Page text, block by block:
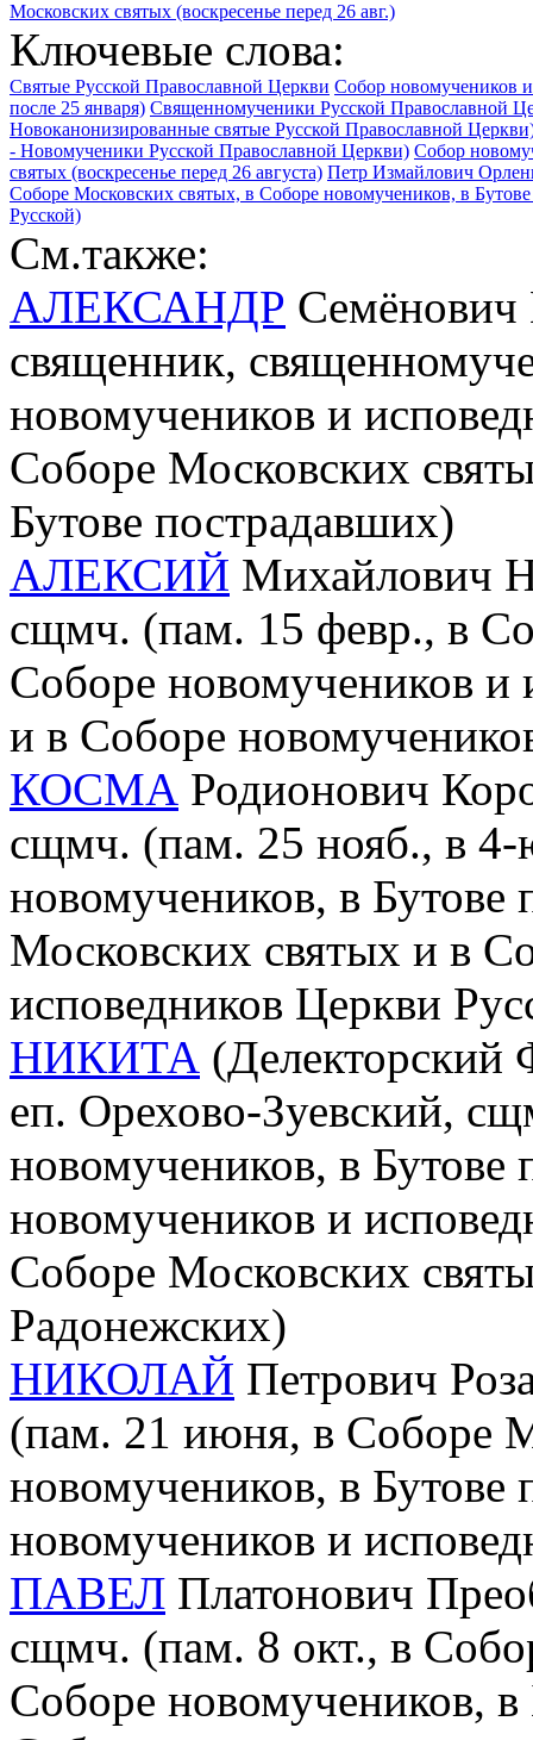
Московских святых (воскресенье перед 26 авг.)
Ключевые слова:
Святые Русской Православной Церкви Собор новомучеников
после 25 января) Священномученики Русской Православной
Новоканонизированные святые Русской Православной
- Новомученики Русской Православной Церкви) Собор
святых (воскресенье перед 26 августа) Петр Измайлович
Соборе Московских святых, в Соборе новомучеников, в
Русской)
См.также:
АЛЕКСАНДР Семёнович
священник,
новомучеников и
Соборе Московских
Бутове пострадавших)
АЛЕКСИЙ Михайлович
сщмч. (пам. 15 февр., в
Соборе новомучеников и
и в Соборе
КОСМА Родионович
сщмч. (пам. 25 нояб., в 4-
новомучеников, в
Московских святых и в
исповедников Церкви
НИКИТА (Делекторский
еп. Орехово-Зуевский,
новомучеников, в
новомучеников и
Соборе Московских
Радонежских)
НИКОЛАЙ Петрович
(пам. 21 июня, в Соборе
новомучеников, в
новомучеников и
ПАВЕЛ Платонович
сщмч. (пам. 8 окт., в
Соборе новомучеников,